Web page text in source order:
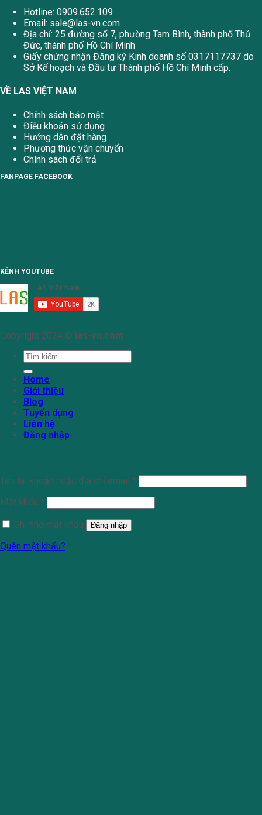
Hotline: 0909.652.109
Email: sale@las-vn.com
Địa chỉ: 25 đường số 7, phường Tam Bình, thành phố Thủ
Đức, thành phố Hồ Chí Minh
Giấy chứng nhận Đăng ký Kinh doanh số 0317117737 do
Sở Kế hoạch và Đầu tư Thành phố Hồ Chí Minh cấp.
VỀ LAS VIỆT NAM
Chính sách bảo mật
Điều khoản sử dụng
Hướng dẫn đặt hàng
Phương thức vận chuyển
Chính sách đổi trả
FANPAGE FACEBOOK
KÊNH YOUTUBE
Copyright 2024 © las-vn.com
Tìm
kiếm:
Home
Giới thiệu
Blog
Tuyển dụng
Liên hệ
Đăng nhập
Tên tài khoản hoặc địa chỉ email *
Mật khẩu *
Ghi nhớ mật khẩu
Đăng nhập
Quên mật khẩu?